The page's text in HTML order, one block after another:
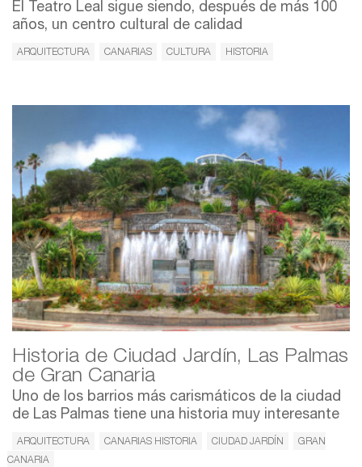
El Teatro Leal sigue siendo, después de más 100
años, un centro cultural de calidad
ARQUITECTURA CANARIAS CULTURA HISTORIA
Historia de Ciudad Jardín, Las Palmas
de Gran Canaria
Uno de los barrios más carismáticos de la ciudad
de Las Palmas tiene una historia muy interesante
ARQUITECTURA CANARIAS HISTORIA CIUDAD JARDÍN
GRAN
CANARIA